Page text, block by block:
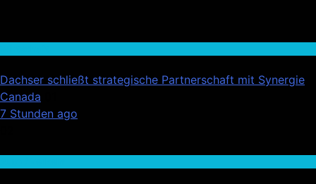
Dachser schließt strategische Partnerschaft mit Synergie
Canada
7 Stunden ago